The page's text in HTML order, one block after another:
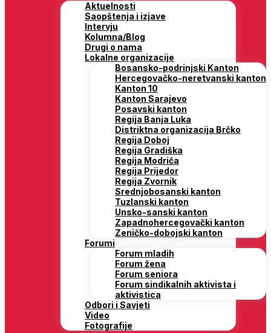
Aktuelnosti
Saopštenja i izjave
Intervju
Kolumna/Blog
Drugi o nama
Lokalne organizacije
Bosansko-podrinjski Kanton
Hercegovačko-neretvanski kanton
Kanton 10
Kanton Sarajevo
Posavski kanton
Regija Banja Luka
Distriktna organizacija Brčko
Regija Doboj
Regija Gradiška
Regija Modriča
Regija Prijedor
Regija Zvornik
Srednjobosanski kanton
Tuzlanski kanton
Unsko-sanski kanton
Zapadnohercegovački kanton
Zeničko-dobojski kanton
Forumi
Forum mladih
Forum žena
Forum seniora
Forum sindikalnih aktivista i
aktivistica
Odbori i Savjeti
Video
Fotografije